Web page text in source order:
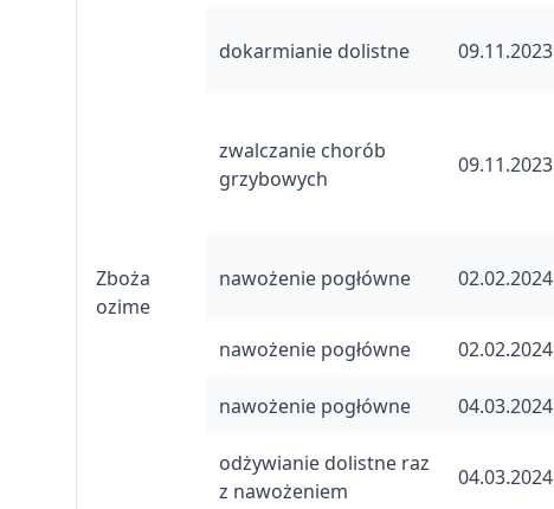
Zboża
ozime
dokarmianie dolistne 09.11.2023
zwalczanie chorób
grzybowych
09.11.2023
nawożenie pogłówne 02.02.2024
nawożenie pogłówne 02.02.2024
nawożenie pogłówne 04.03.2024
odżywianie dolistne raz
z nawożeniem
04.03.2024